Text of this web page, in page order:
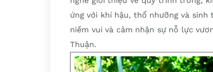
ứng với khí hậu, thổ nhưỡng và
niềm vui và cảm nhận sự nỗ lực
Thuận.